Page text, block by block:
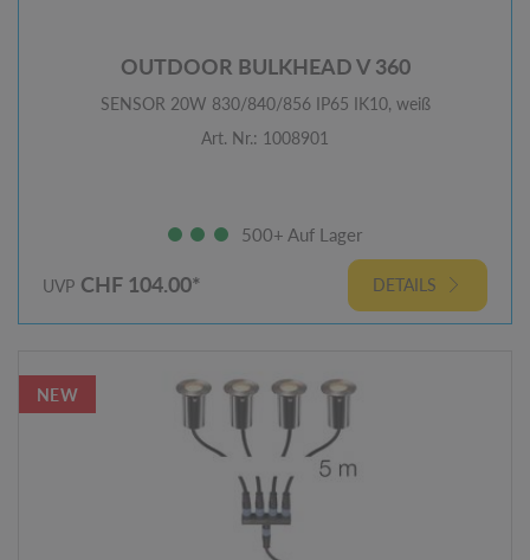
OUTDOOR BULKHEAD V 360
SENSOR 20W 830/840/856 IP65 IK10, weiß
Art. Nr.: 1008901
500+ Auf Lager
UVP CHF 104.00* DETAILS
NEW